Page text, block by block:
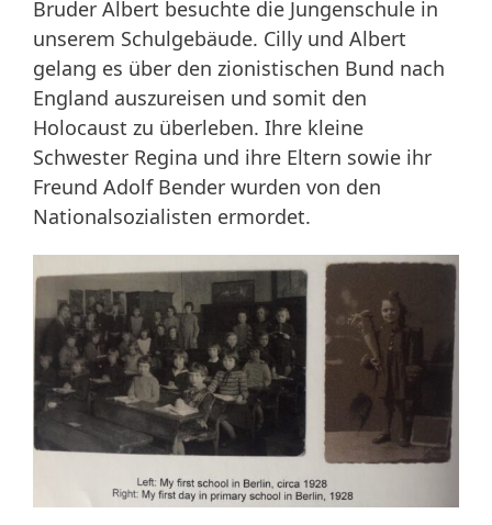
Bruder Albert besuchte die Jungenschule in
unserem Schulgebäude. Cilly und Albert
gelang es über den zionistischen Bund nach
England auszureisen und somit den
Holocaust zu überleben. Ihre kleine
Schwester Regina und ihre Eltern sowie ihr
Freund Adolf Bender wurden von den
Nationalsozialisten ermordet.